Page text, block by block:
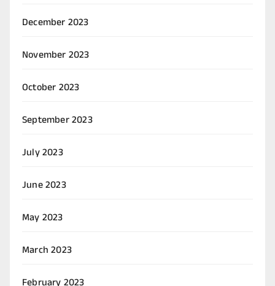
December 2023
November 2023
October 2023
September 2023
July 2023
June 2023
May 2023
March 2023